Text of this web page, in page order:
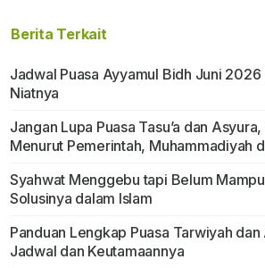
Berita Terkait
Jadwal Puasa Ayyamul Bidh Juni 2026
Niatnya
Jangan Lupa Puasa Tasu’a dan
Menurut Pemerintah, Muhammadiyah
Syahwat Menggebu tapi Belum
Solusinya dalam Islam
Panduan Lengkap Puasa Tarwiyah
Jadwal dan Keutamaannya